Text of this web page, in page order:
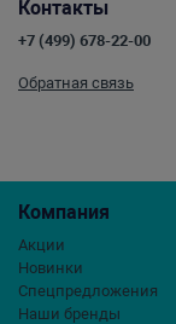
Компания
Акции
Новинки
Спецпредложения
Наши бренды
Контакты
+7 (499) 678-22-00
Обратная связь